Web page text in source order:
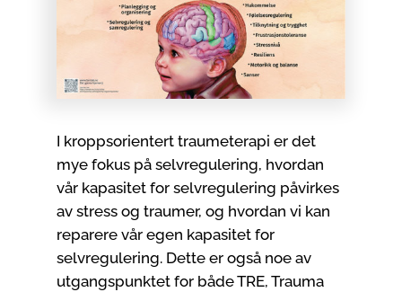
I kroppsorientert traumeterapi er det
mye fokus på selvregulering, hvordan
vår kapasitet for selvregulering påvirkes
av stress og traumer, og hvordan vi kan
reparere vår egen kapasitet for
selvregulering. Dette er også noe av
utgangspunktet for både TRE, Trauma